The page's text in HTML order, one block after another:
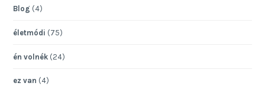
Blog (4)
életmódi (75)
én volnék (24)
ez van (4)